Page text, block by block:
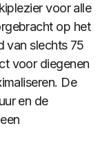
voor alle
op het
van slechts 75
voor diegenen
De
en de